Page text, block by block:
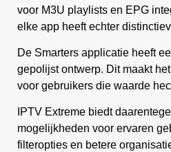
voor M3U playlists en EPG
elke app heeft echter
De Smarters applicatie heeft
gepolijst ontwerp. Dit maakt
voor gebruikers die waarde
IPTV Extreme biedt
mogelijkheden voor ervaren
filteropties en betere